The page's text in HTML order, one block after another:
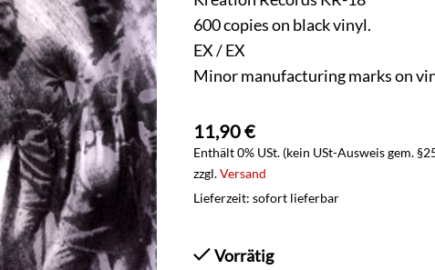
600 copies on black vinyl.
EX / EX
Minor manufacturing marks on
11,90€
Enthält 0% USt. (kein USt-Ausweis gem.
zzgl.Versand
Lieferzeit: sofort lieferbar
Vorrätig